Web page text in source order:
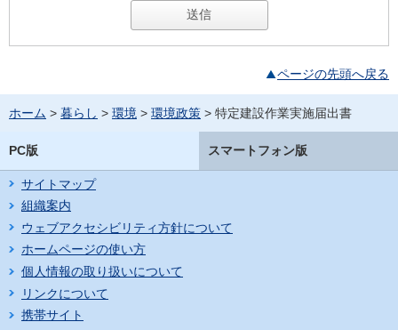
ページの先頭へ戻る
ホーム > 暮らし > 環境 > 環境政策 > 特定建設作業実施届出書
PC版 スマートフォン版
サイトマップ
組織案内
ウェブアクセシビリティ方針について
ホームページの使い方
個人情報の取り扱いについて
リンクについて
携帯サイト